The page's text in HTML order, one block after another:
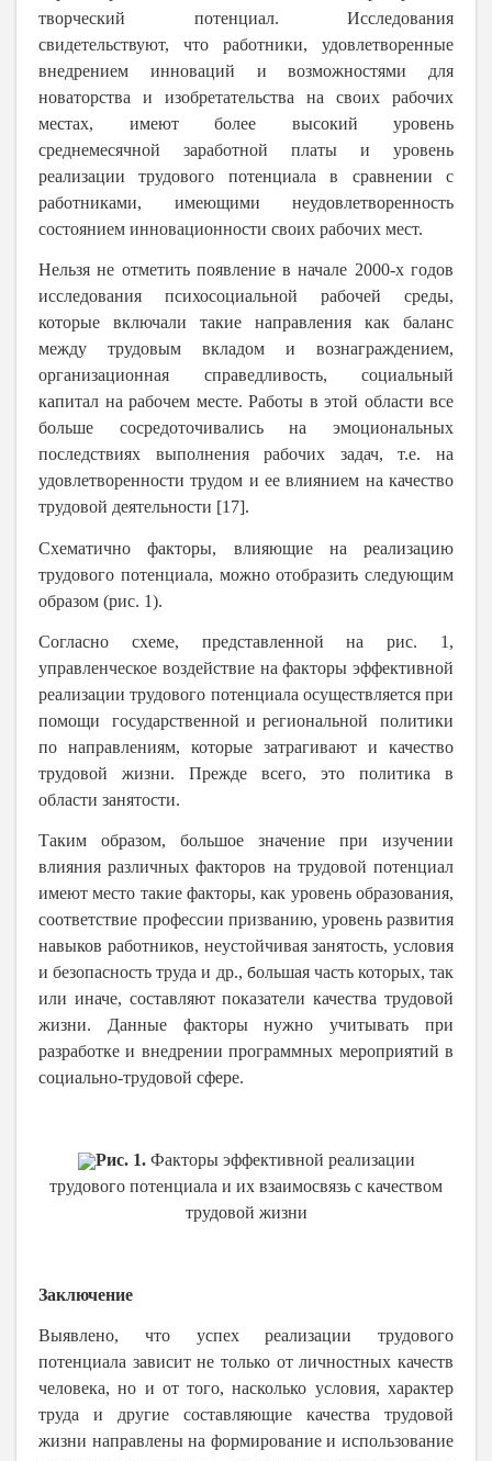
творческий потенциал. Исследования
свидетельствуют, что работники, удовлетворенные
внедрением инноваций и возможностями для
новаторства и изобретательства на своих рабочих
местах, имеют более высокий уровень
среднемесячной заработной платы и уровень
реализации трудового потенциала в сравнении с
работниками, имеющими неудовлетворенность
состоянием инновационности своих рабочих мест.
Нельзя не отметить появление в начале 2000-х годов
исследования психосоциальной рабочей среды,
которые включали такие направления как баланс
между трудовым вкладом и вознаграждением,
организационная справедливость, социальный
капитал на рабочем месте. Работы в этой области все
больше сосредоточивались на эмоциональных
последствиях выполнения рабочих задач, т.е. на
удовлетворенности трудом и ее влиянием на качество
трудовой деятельности [17].
Схематично факторы, влияющие на реализацию
трудового потенциала, можно отобразить следующим
образом (рис. 1).
Согласно схеме, представленной на рис. 1,
управленческое воздействие на факторы эффективной
реализации трудового потенциала осуществляется при
помощи государственной и региональной политики
по направлениям, которые затрагивают и качество
трудовой жизни. Прежде всего, это политика в
области занятости.
Таким образом, большое значение при изучении
влияния различных факторов на трудовой потенциал
имеют место такие факторы, как уровень образования,
соответствие профессии призванию, уровень развития
навыков работников, неустойчивая занятость, условия
и безопасность труда и др., большая часть которых, так
или иначе, составляют показатели качества трудовой
жизни. Данные факторы нужно учитывать при
разработке и внедрении программных мероприятий в
социально-трудовой сфере.
Рис. 1.Факторы эффективной реализации
трудового потенциала и их взаимосвязь с качеством
трудовой жизни
Заключение
Выявлено, что успех реализации трудового
потенциала зависит не только от личностных качеств
человека, но и от того, насколько условия, характер
труда и другие составляющие качества трудовой
жизни направлены на формирование и использование